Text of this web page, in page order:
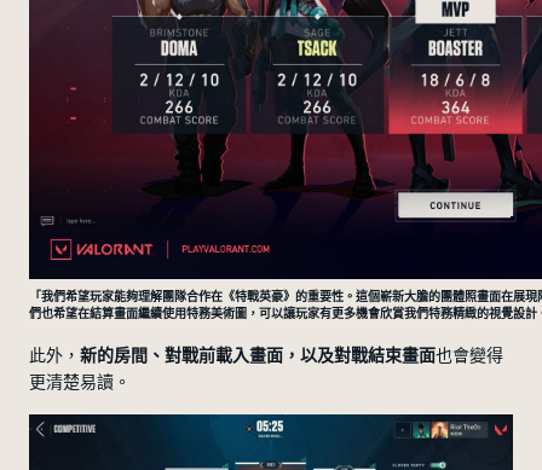
「我們希望玩家能夠理解團隊合作在《特戰英豪》的重要性。這個嶄新大膽的團體照畫面在展
們也希望在結算畫面繼續使用特務美術圖，可以讓玩家有更多機會欣賞我們特務精緻的視覺
此外， 新的房間、對戰前載入畫面，以及對戰結束畫面也會變得
更清楚易讀。